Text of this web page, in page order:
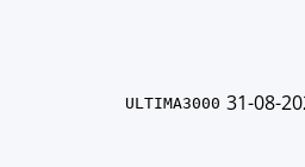
ULTIMA3000 31-08-